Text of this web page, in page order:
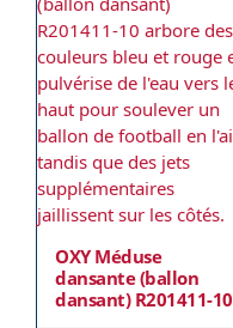
OXY Méduse
dansante (ballon
dansant) R201411-10